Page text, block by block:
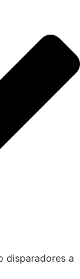
disparadores a